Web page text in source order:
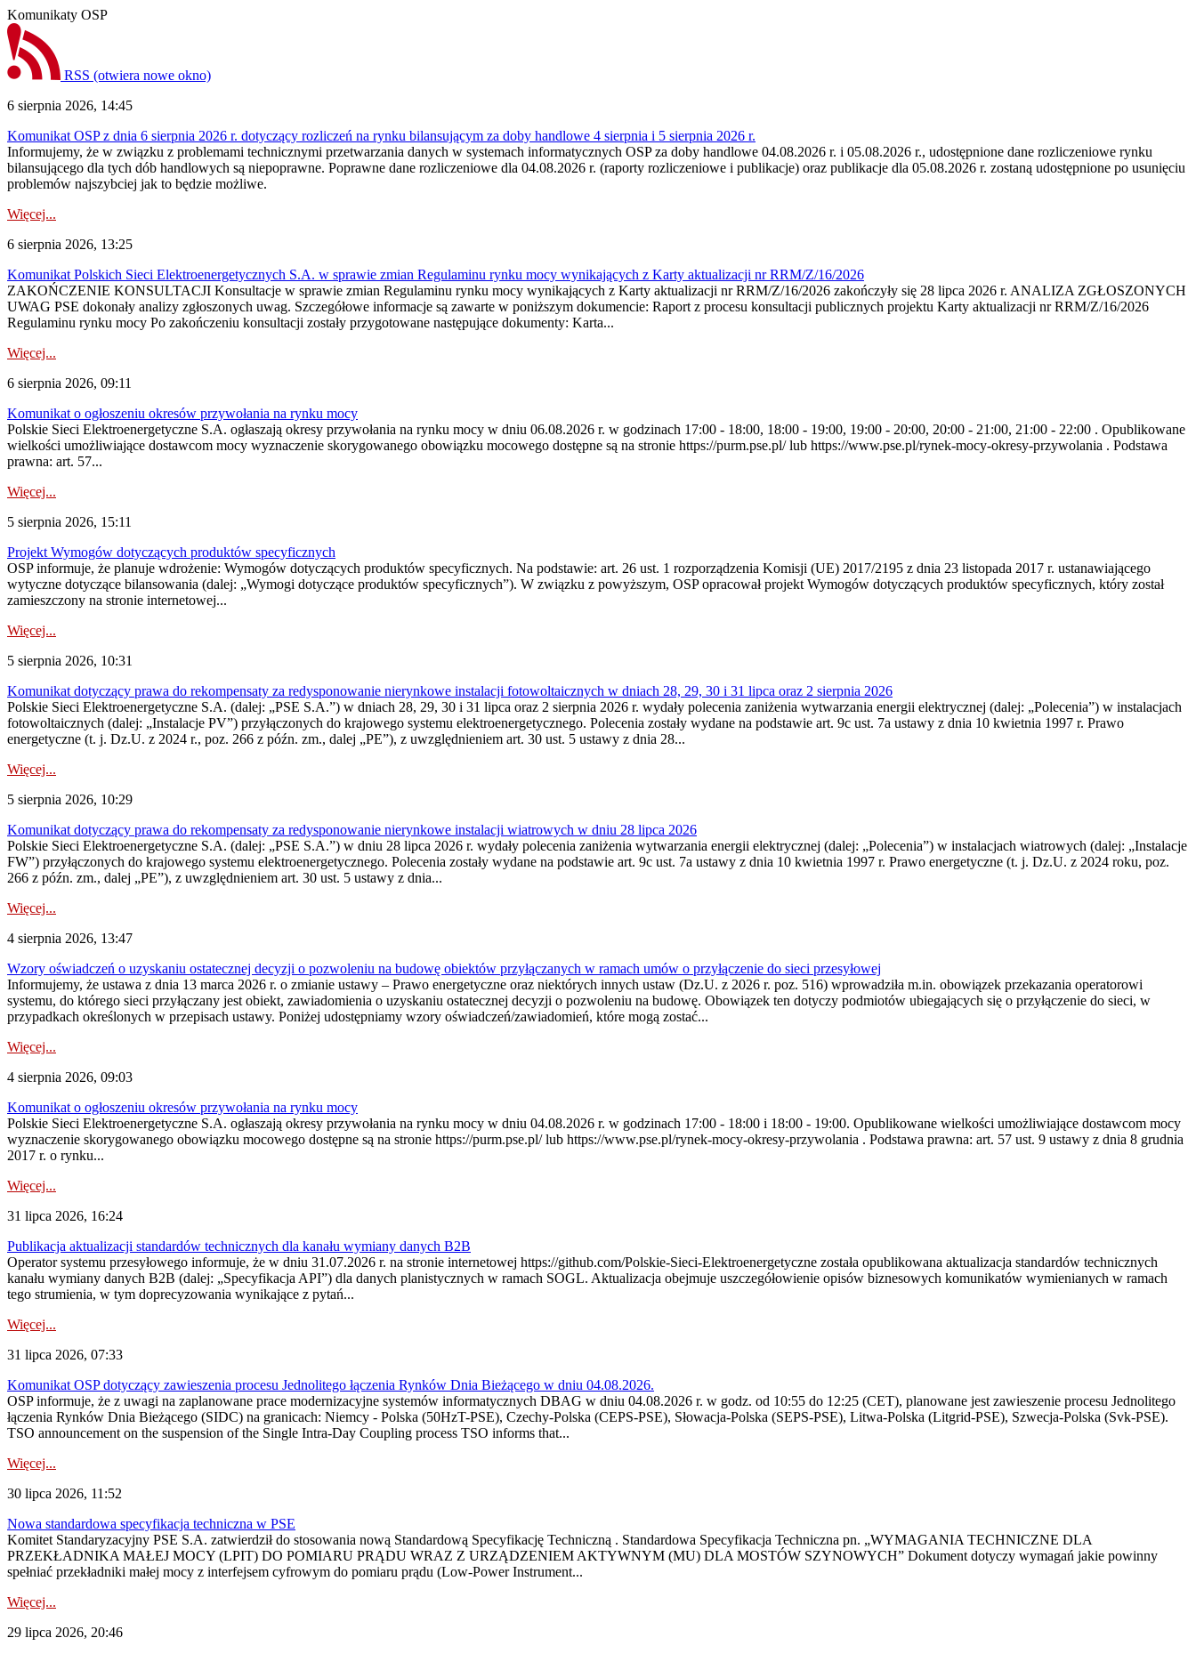
Komunikaty OSP
RSS (otwiera nowe okno)
6 sierpnia 2026, 14:45
Komunikat OSP z dnia 6 sierpnia 2026 r. dotyczący rozliczeń na rynku bilansującym za doby handlowe 4 sierpnia i 5 sierpnia 2026 r.
Informujemy, że w związku z problemami technicznymi przetwarzania danych w systemach informatycznych OSP za doby handlowe 04.08.2026 r. i 05.08.2026 r., udostępnione dane rozliczeniowe rynku
bilansującego dla tych dób handlowych są niepoprawne. Poprawne dane rozliczeniowe dla 04.08.2026 r. (raporty rozliczeniowe i publikacje) oraz publikacje dla 05.08.2026 r. zostaną udostępnione po usunięciu
problemów najszybciej jak to będzie możliwe.
Więcej...
6 sierpnia 2026, 13:25
Komunikat Polskich Sieci Elektroenergetycznych S.A. w sprawie zmian Regulaminu rynku mocy wynikających z Karty aktualizacji nr RRM/Z/16/2026
ZAKOŃCZENIE KONSULTACJI Konsultacje w sprawie zmian Regulaminu rynku mocy wynikających z Karty aktualizacji nr RRM/Z/16/2026 zakończyły się 28 lipca 2026 r. ANALIZA ZGŁOSZONYCH
UWAG PSE dokonały analizy zgłoszonych uwag. Szczegółowe informacje są zawarte w poniższym dokumencie: Raport z procesu konsultacji publicznych projektu Karty aktualizacji nr RRM/Z/16/2026
Regulaminu rynku mocy Po zakończeniu konsultacji zostały przygotowane następujące dokumenty: Karta...
Więcej...
6 sierpnia 2026, 09:11
Komunikat o ogłoszeniu okresów przywołania na rynku mocy
Polskie Sieci Elektroenergetyczne S.A. ogłaszają okresy przywołania na rynku mocy w dniu 06.08.2026 r. w godzinach 17:00 - 18:00, 18:00 - 19:00, 19:00 - 20:00, 20:00 - 21:00, 21:00 - 22:00 . Opublikowane
wielkości umożliwiające dostawcom mocy wyznaczenie skorygowanego obowiązku mocowego dostępne są na stronie https://purm.pse.pl/ lub https://www.pse.pl/rynek-mocy-okresy-przywolania . Podstawa
prawna: art. 57...
Więcej...
5 sierpnia 2026, 15:11
Projekt Wymogów dotyczących produktów specyficznych
OSP informuje, że planuje wdrożenie: Wymogów dotyczących produktów specyficznych. Na podstawie: art. 26 ust. 1 rozporządzenia Komisji (UE) 2017/2195 z dnia 23‍ listopada 2017 r. ustanawiającego
wytyczne dotyczące bilansowania (dalej: „Wymogi dotyczące produktów specyficznych”). W związku z powyższym, OSP opracował projekt Wymogów dotyczących produktów specyficznych, który został
zamieszczony na stronie internetowej...
Więcej...
5 sierpnia 2026, 10:31
Komunikat dotyczący prawa do rekompensaty za redysponowanie nierynkowe instalacji fotowoltaicznych w dniach 28, 29, 30 i 31 lipca oraz 2 sierpnia 2026
Polskie Sieci Elektroenergetyczne S.A. (dalej: „PSE S.A.”) w dniach 28, 29, 30 i 31 lipca oraz 2 sierpnia 2026 r. wydały polecenia zaniżenia wytwarzania energii elektrycznej (dalej: „Polecenia”) w instalacjach
fotowoltaicznych (dalej: „Instalacje PV”) przyłączonych do krajowego systemu elektroenergetycznego. Polecenia zostały wydane na podstawie art. 9c ust. 7a ustawy z dnia 10 kwietnia 1997 r. Prawo
energetyczne (t. j. Dz.U. z 2024 r., poz. 266 z późn. zm., dalej „PE”), z uwzględnieniem art. 30 ust. 5 ustawy z dnia 28...
Więcej...
5 sierpnia 2026, 10:29
Komunikat dotyczący prawa do rekompensaty za redysponowanie nierynkowe instalacji wiatrowych w dniu 28 lipca 2026
Polskie Sieci Elektroenergetyczne S.A. (dalej: „PSE S.A.”) w dniu 28 lipca 2026 r. wydały polecenia zaniżenia wytwarzania energii elektrycznej (dalej: „Polecenia”) w instalacjach wiatrowych (dalej: „Instalacje
FW”) przyłączonych do krajowego systemu elektroenergetycznego. Polecenia zostały wydane na podstawie art. 9c ust. 7a ustawy z dnia 10 kwietnia 1997 r. Prawo energetyczne (t. j. Dz.U. z 2024 roku, poz.
266 z późn. zm., dalej „PE”), z uwzględnieniem art. 30 ust. 5 ustawy z dnia...
Więcej...
4 sierpnia 2026, 13:47
Wzory oświadczeń o uzyskaniu ostatecznej decyzji o pozwoleniu na budowę obiektów przyłączanych w ramach umów o przyłączenie do sieci przesyłowej
Informujemy, że ustawa z dnia 13 marca 2026 r. o zmianie ustawy – Prawo energetyczne oraz niektórych innych ustaw (Dz.U. z 2026 r. poz. 516) wprowadziła m.in. obowiązek przekazania operatorowi
systemu, do którego sieci przyłączany jest obiekt, zawiadomienia o uzyskaniu ostatecznej decyzji o pozwoleniu na budowę. Obowiązek ten dotyczy podmiotów ubiegających się o przyłączenie do sieci, w
przypadkach określonych w przepisach ustawy. Poniżej udostępniamy wzory oświadczeń/zawiadomień, które mogą zostać...
Więcej...
4 sierpnia 2026, 09:03
Komunikat o ogłoszeniu okresów przywołania na rynku mocy
Polskie Sieci Elektroenergetyczne S.A. ogłaszają okresy przywołania na rynku mocy w dniu 04.08.2026 r. w godzinach 17:00 - 18:00 i 18:00 - 19:00. Opublikowane wielkości umożliwiające dostawcom mocy
wyznaczenie skorygowanego obowiązku mocowego dostępne są na stronie https://purm.pse.pl/ lub https://www.pse.pl/rynek-mocy-okresy-przywolania . Podstawa prawna: art. 57 ust. 9 ustawy z dnia 8 grudnia
2017 r. o rynku...
Więcej...
31 lipca 2026, 16:24
Publikacja aktualizacji standardów technicznych dla kanału wymiany danych B2B
Operator systemu przesyłowego informuje, że w dniu 31.07.2026 r. na stronie internetowej https://github.com/Polskie-Sieci-Elektroenergetyczne została opublikowana aktualizacja standardów technicznych
kanału wymiany danych B2B (dalej: „Specyfikacja API”) dla danych planistycznych w ramach SOGL. Aktualizacja obejmuje uszczegółowienie opisów biznesowych komunikatów wymienianych w ramach
tego strumienia, w tym doprecyzowania wynikające z pytań...
Więcej...
31 lipca 2026, 07:33
Komunikat OSP dotyczący zawieszenia procesu Jednolitego łączenia Rynków Dnia Bieżącego w dniu 04.08.2026.
OSP informuje, że z uwagi na zaplanowane prace modernizacyjne systemów informatycznych DBAG w dniu 04.08.2026 r. w godz. od 10:55 do 12:25 (CET), planowane jest zawieszenie procesu Jednolitego
łączenia Rynków Dnia Bieżącego (SIDC) na granicach: Niemcy - Polska (50HzT-PSE), Czechy-Polska (CEPS-PSE), Słowacja-Polska (SEPS-PSE), Litwa-Polska (Litgrid-PSE), Szwecja-Polska (Svk-PSE).
TSO announcement on the suspension of the Single Intra-Day Coupling process TSO informs that...
Więcej...
30 lipca 2026, 11:52
Nowa standardowa specyfikacja techniczna w PSE
Komitet Standaryzacyjny PSE S.A. zatwierdził do stosowania nową Standardową Specyfikację Techniczną . Standardowa Specyfikacja Techniczna pn. „WYMAGANIA TECHNICZNE DLA
PRZEKŁADNIKA MAŁEJ MOCY (LPIT) DO POMIARU PRĄDU WRAZ Z URZĄDZENIEM AKTYWNYM (MU) DLA MOSTÓW SZYNOWYCH” Dokument dotyczy wymagań jakie powinny
spełniać przekładniki małej mocy z interfejsem cyfrowym do pomiaru prądu (Low-Power Instrument...
Więcej...
29 lipca 2026, 20:46